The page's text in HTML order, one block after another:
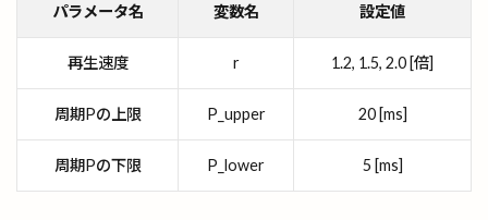
パラメータ名 変数名 設定値
再生速度 r 1.2, 1.5, 2.0 [倍]
周期Pの上限 P_upper 20 [ms]
周期Pの下限 P_lower 5 [ms]